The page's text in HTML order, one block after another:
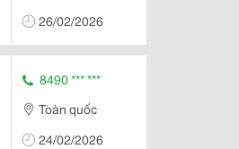
26/02/2026
8490 *** ***
Toàn quốc
24/02/2026